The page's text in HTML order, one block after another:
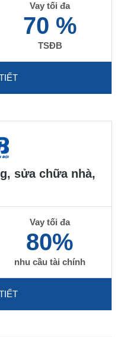
Vay tối đa
70 %
TSĐB
sửa chữa nhà,
Vay tối đa
80%
nhu cầu tài chính